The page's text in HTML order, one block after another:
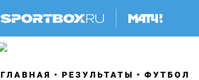
ГЛАВНАЯ РЕЗУЛЬТАТЫ ФУТБОЛ